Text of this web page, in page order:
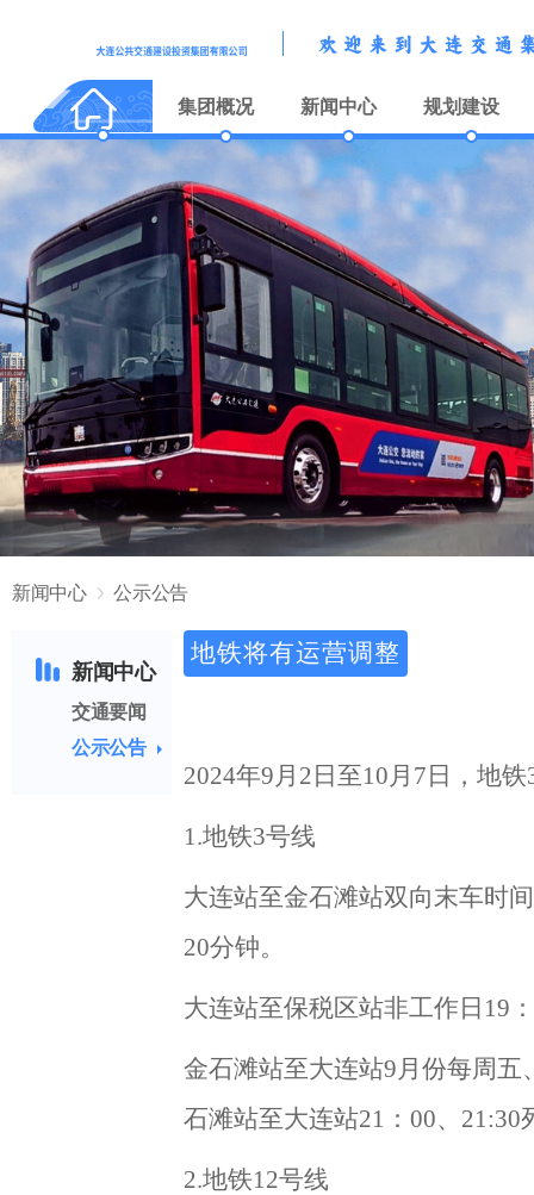
集团概况 新闻中心 规划建设
新闻中心 公示公告
新闻中心
交通要闻
公示公告
地铁将有运营调整
2024年9月2日至10月7日，地
1.地铁3号线
大连站至金石滩站双向末车时
20分钟。
大连站至保税区站非工作日 19
金石滩站至大连站9月份每周五
石滩站至大连站21：00、21:30
2.地铁12号线